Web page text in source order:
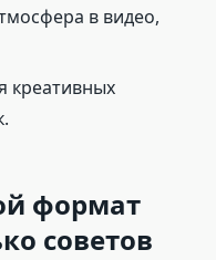
в видео,
креативных
формат
советов